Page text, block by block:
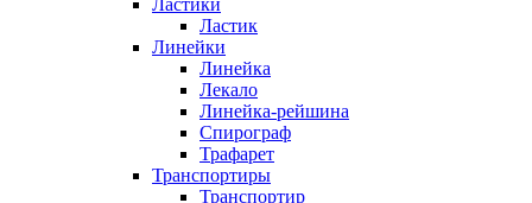
Ластики
Ластик
Линейки
Линейка
Лекало
Линейка-рейшина
Спирограф
Трафарет
Транспортиры
Транспортир